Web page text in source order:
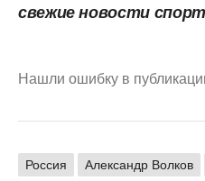
свежие новости
Нашли ошибку в
Россия Александр Волков